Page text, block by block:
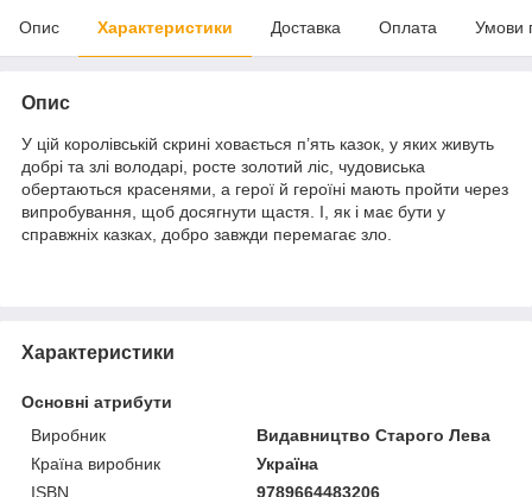
Опис Характеристики Доставка Оплата Умови
Опис
У цій королівській скрині ховається п’ять казок, у яких живуть
добрі та злі володарі, росте золотий ліс, чудовиська
обертаються красенями, а герої й героїні мають пройти через
випробування, щоб досягнути щастя. І, як і має бути у
справжніх казках, добро завжди перемагає зло.
Характеристики
Основні атрибути
Виробник
Видавництво Старого Лева
Країна виробник
Україна
ISBN
9789664483206